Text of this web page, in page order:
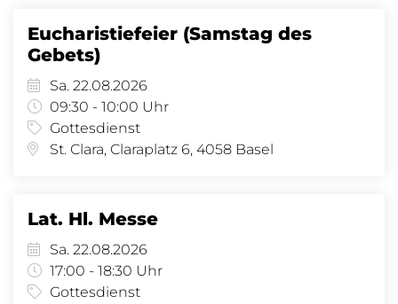
Eucharistiefeier (Samstag des
Gebets)
Sa. 22.08.2026
09:30 - 10:00 Uhr
Gottesdienst
St. Clara, Claraplatz 6, 4058 Basel
Lat. Hl. Messe
Sa. 22.08.2026
17:00 - 18:30 Uhr
Gottesdienst